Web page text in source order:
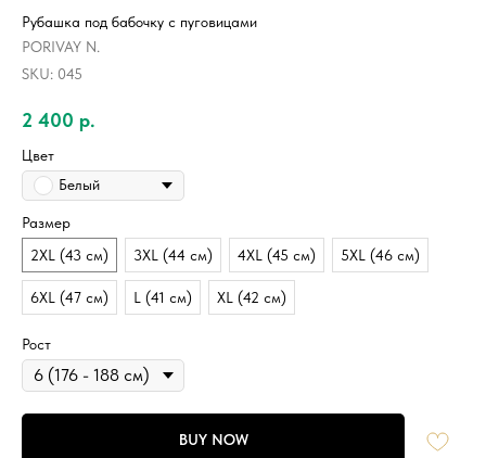
Рубашка под бабочку с пуговицами
PORIVAY N.
SKU: 045
2 400 р.
Цвет
Белый
Размер
2XL (43 см)
3XL (44 см) 4XL (45 см) 5XL (46 см)
6XL (47 см) L (41 см) XL (42 см)
Рост
BUY NOW